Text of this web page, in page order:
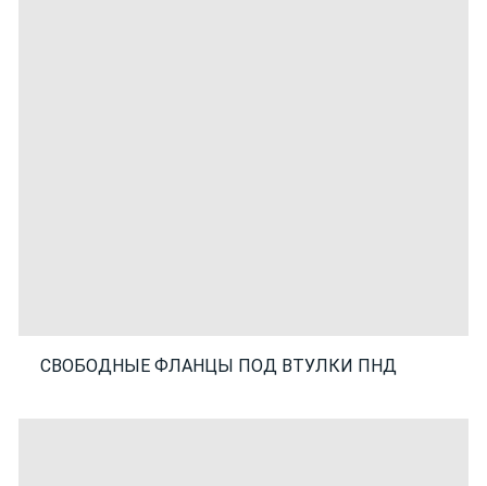
СВОБОДНЫЕ ФЛАНЦЫ ПОД ВТУЛКИ ПНД